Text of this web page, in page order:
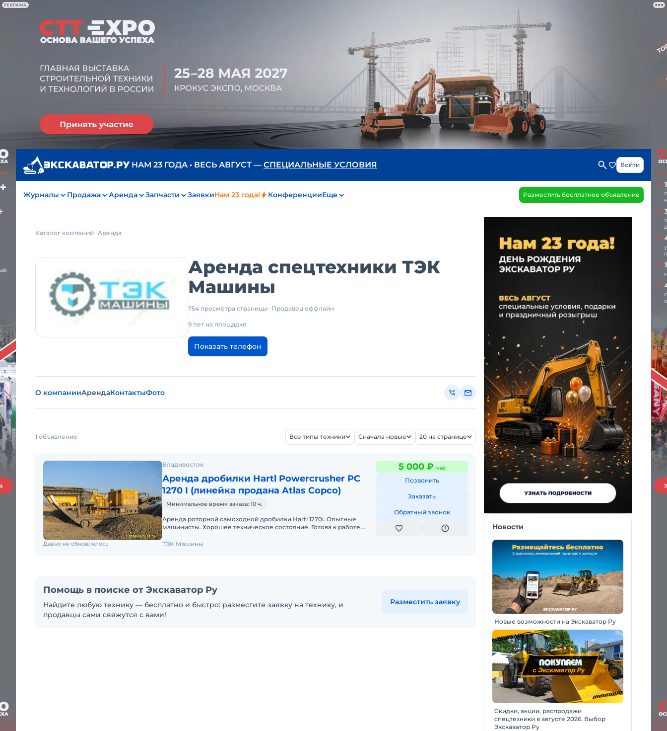
РЕКЛАМА
НАМ 23 ГОДА • ВЕСЬ АВГУСТ — СПЕЦИАЛЬНЫЕ УСЛОВИЯ Войти
Журналы Продажа Аренда Запчасти ЗаявкиНам 23 года! КонференцииЕще Разместить бесплатное объявление
Каталог компаний Аренда
Аренда спецтехники ТЭК
Машины
754 просмотра страницы Продавец оффлайн
9 лет на площадке
Показать телефон
О компанииАрендаКонтактыФото
1 объявление Все типы техники Сначала новые 20 на странице
Владивосток
Аренда дробилки Hartl Powercrusher PC
1270 I (линейка продана Atlas Copco)
Минимальное время заказа: 10 ч.
Аренда роторной самоходной дробилки Hartl 1270i. Опытные
машинисты. Хорошее техническое состояние. Готова к работе.
5 000 ₽ час
Позвонить
Заказать
Обратный звонок
Давно не обновлялось ТЭК Машины
Помощь в поиске от Экскаватор Ру
Найдите любую технику — бесплатно и быстро: разместите заявку на технику, и
продавцы сами свяжутся с вами!
Разместить заявку
Новости
Новые возможности на Экскаватор Ру
Скидки, акции, распродажи
спецтехники в августе 2026. Выбор
Экскаватор Ру